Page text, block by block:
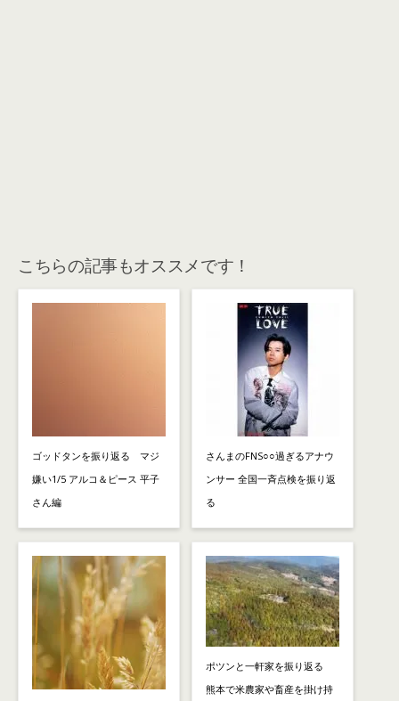
こちらの記事もオススメです！
ゴッドタンを振り返る マジ
嫌い1/5 アルコ＆ピース 平子
さん編
さんまのFNS○○過ぎるアナウ
ンサー 全国一斉点検を振り返
る
ポツンと一軒家を振り返る
熊本で米農家や畜産を掛け持